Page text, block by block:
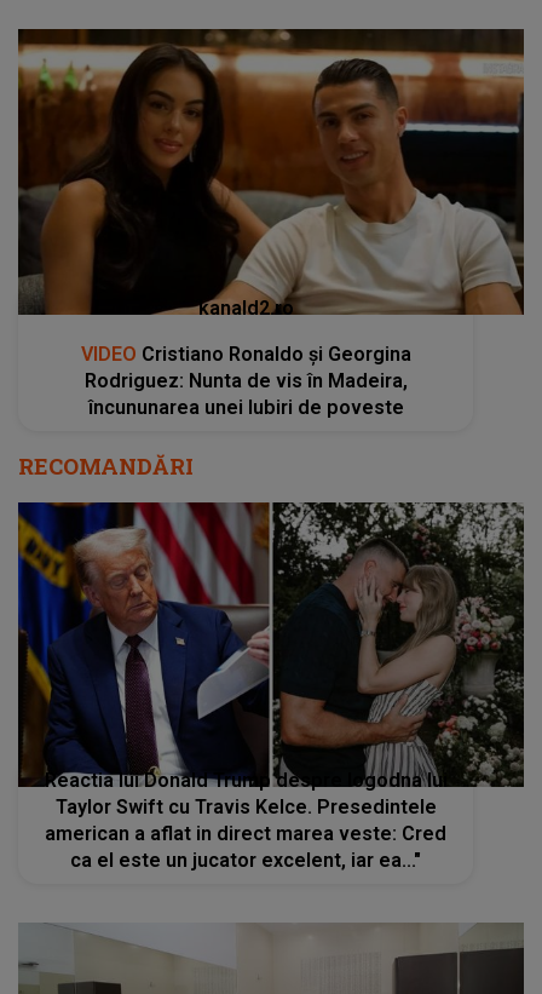
kanald2.ro
Cristiano Ronaldo și Georgina
Rodriguez: Nunta de vis în Madeira,
încununarea unei Iubiri de poveste
Reactia lui Donald Trump despre logodna lui
Taylor Swift cu Travis Kelce. Presedintele
american a aflat in direct marea veste: Cred
ca el este un jucator excelent, iar ea..."
Un bărbat a rămas paralizat după ce a stat